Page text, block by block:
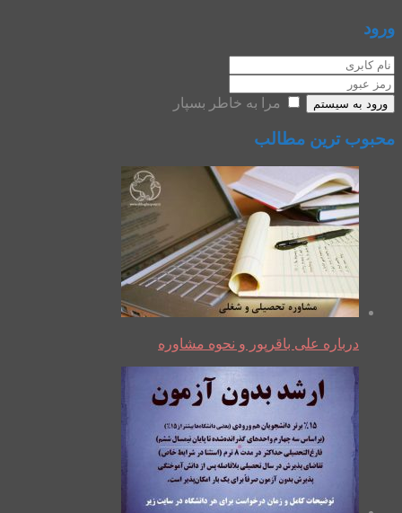
ورود
ورود به سیستم مرا به خاطر بسپار
محبوب ترین مطالب
درباره علی باقرپور و نحوه مشاوره